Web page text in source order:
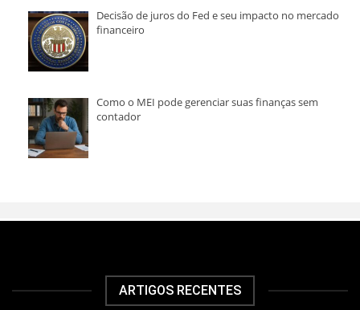
Decisão de juros do Fed e seu impacto no mercado
financeiro
Como o MEI pode gerenciar suas finanças sem
contador
ARTIGOS RECENTES